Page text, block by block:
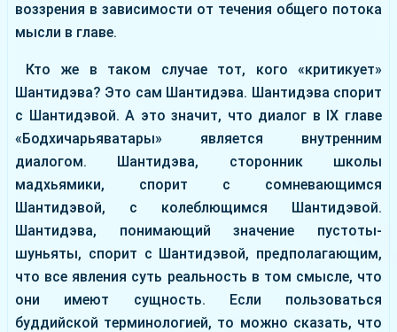
воззрения в зависимости от течения общего потока
мысли в главе.
Кто же в таком случае тот, кого «критикует»
Шантидэва? Это сам Шантидэва. Шантидэва спорит
с Шантидэвой. А это значит, что диалог в ІХ главе
«Бодхичарьяватары» является внутренним
диалогом. Шантидэва, сторонник школы
мадхьямики, спорит с сомневающимся
Шантидэвой, с колеблющимся Шантидэвой.
Шантидэва, понимающий значение пустоты-
шуньяты, спорит с Шантидэвой, предполагающим,
что все явления суть реальность в том смысле, что
они имеют сущность. Если пользоваться
буддийской терминологией, то можно сказать, что